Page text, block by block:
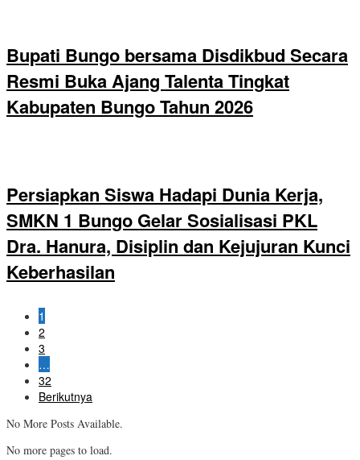
Bupati Bungo bersama Disdikbud Secara
Resmi Buka Ajang Talenta Tingkat
Kabupaten Bungo Tahun 2026
Persiapkan Siswa Hadapi Dunia Kerja,
SMKN 1 Bungo Gelar Sosialisasi PKL
Dra. Hanura, Disiplin dan Kejujuran Kunci
Keberhasilan
1
2
3
…
32
Berikutnya
No More Posts Available.
No more pages to load.